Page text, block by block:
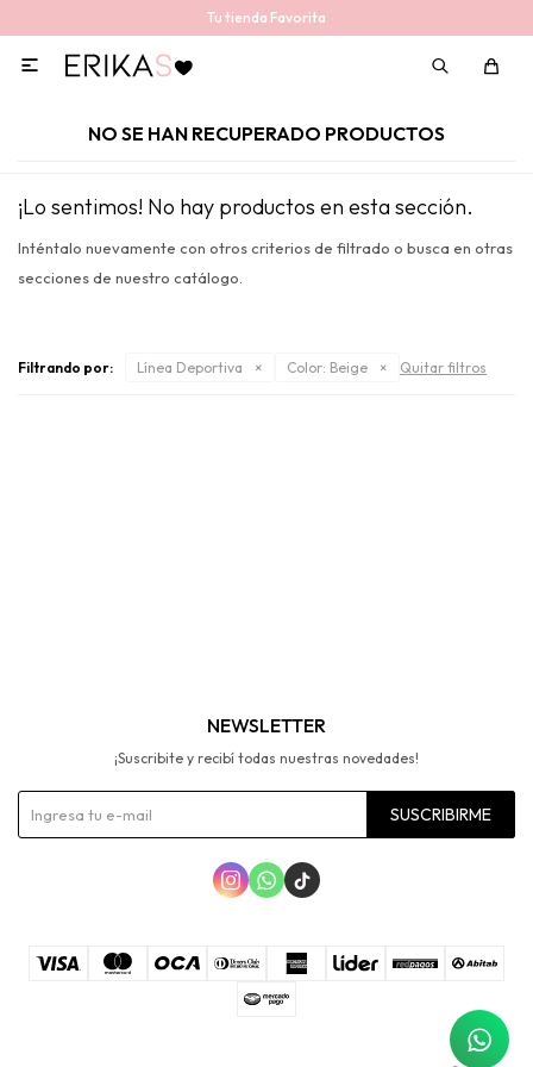
Tu tienda Favorita

NO SE HAN RECUPERADO PRODUCTOS
¡Lo sentimos! No hay productos en esta sección.
Inténtalo nuevamente con otros criterios de filtrado o busca en otras
secciones de nuestro catálogo.
Filtrando por: Línea Deportiva Color: Beige Quitar filtros
NEWSLETTER
¡Suscribite y recibí todas nuestras novedades!
SUSCRIBIRME
  